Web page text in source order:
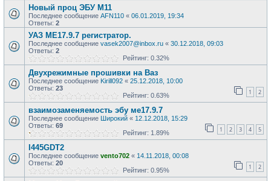
Новый проц ЭБУ М11
Последнее сообщение AFN110 « 06.01.2019, 19:34
Ответы: 2
УАЗ МЕ17.9.7 регистратор.
Последнее сообщение vasek2007@inbox.ru « 30.12.2018, 09:03
Ответы: 2
Рейтинг: 0.32%
Двухрежимные прошивки на Ваз
Последнее сообщение Kirill092 « 25.12.2018, 10:00
Ответы: 23 1 2
Рейтинг: 0.63%
взаимозаменяемость эбу ме17.9.7
Последнее сообщение Широкий « 12.12.2018, 15:29
Ответы: 69 1 2 3 4 5
Рейтинг: 1.89%
I445GDT2
Последнее сообщение vento702 « 14.11.2018, 00:08
Ответы: 20 1 2
Рейтинг: 0.95%